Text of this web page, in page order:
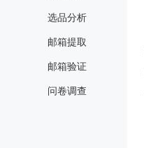
选品分析
邮箱提取
邮箱验证
问卷调查